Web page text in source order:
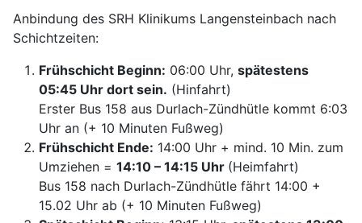
Anbindung des SRH Klinikums Langensteinbach nach
Schichtzeiten:
Frühschicht Beginn: 06:00 Uhr, spätestens
05:45 Uhr dort sein. (Hinfahrt)
Erster Bus 158 aus Durlach-Zündhütle kommt 6:03
Uhr an (+ 10 Minuten Fußweg)
Frühschicht Ende: 14:00 Uhr + mind. 10 Min. zum
Umziehen = 14:10 – 14:15 Uhr (Heimfahrt)
Bus 158 nach Durlach-Zündhütle fährt 14:00 +
15.02 Uhr ab (+ 10 Minuten Fußweg)